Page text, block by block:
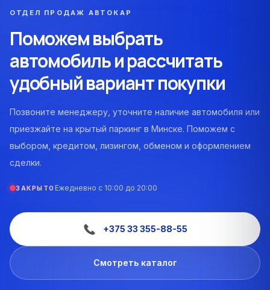
ОТДЕЛ ПРОДАЖ АВТОКАР
Поможем выбрать
автомобиль и рассчитать
удобный вариант покупки
Позвоните менеджеру, уточните наличие автомобиля или
приезжайте на крытый паркинг в Минске. Поможем с
выбором, кредитом, лизингом, обменом и оформлением
сделки.
ЗАКРЫТО Ежедневно с 10:00 до 20:00
+375 33 355-88-55
Смотреть каталог